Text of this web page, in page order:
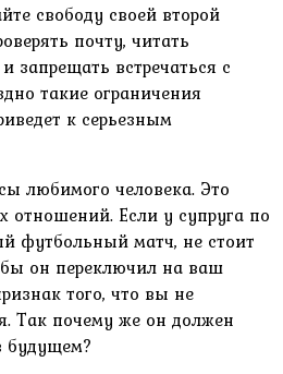
свободу своей второй
почту, читать
запрещать встречаться с
такие ограничения
к серьезным
любимого человека. Это
отношений. Если у супруга по
футбольный матч, не стоит
он переключил на ваш
того, что вы не
Так почему же он должен
будущем?